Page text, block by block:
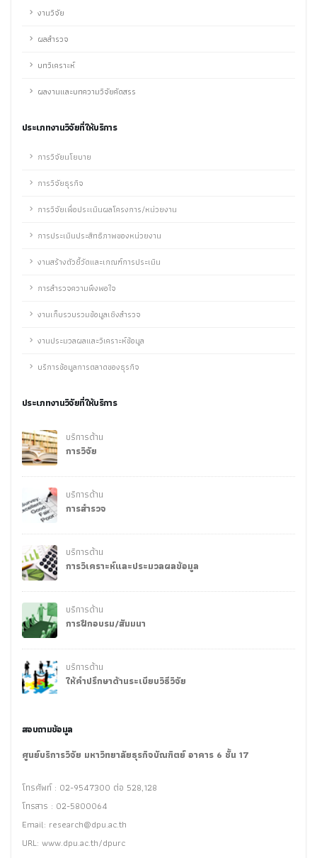
งานวิจัย
ผลสำรวจ
บทวิเคราะห์
ผลงานและบทความวิจัยคัดสรร
ประเภทงานวิจัยที่ให้บริการ
การวิจัยนโยบาย
การวิจัยธุรกิจ
การวิจัยเพื่อประเมินผลโครงการ/หน่วยงาน
การประเมินประสิทธิภาพของหน่วยงาน
งานสร้างตัวชี้วัดและเกณฑ์การประเมิน
การสำรวจความพึงพอใจ
งานเก็บรวบรวมข้อมูลเชิงสำรวจ
งานประมวลผลและวิเคราะห์ข้อมูล
บริการข้อมูลการตลาดของธุรกิจ
ประเภทงานวิจัยที่ให้บริการ
บริการด้าน
การวิจัย
บริการด้าน
การสำรวจ
บริการด้าน
การวิเคราะห์และประมวลผลข้อมูล
บริการด้าน
การฝึกอบรม/สัมมนา
บริการด้าน
ให้คำปรึกษาด้านระเบียบวิธีวิจัย
สอบถามข้อมูล
ศูนย์บริการวิจัย มหาวิทยาลัยธุรกิจบัณฑิตย์ อาคาร 6 ชั้น 17
โทรศัพท์ : 02-9547300 ต่อ 528,128
โทรสาร : 02-5800064
Email: research@dpu.ac.th
URL: www.dpu.ac.th/dpurc